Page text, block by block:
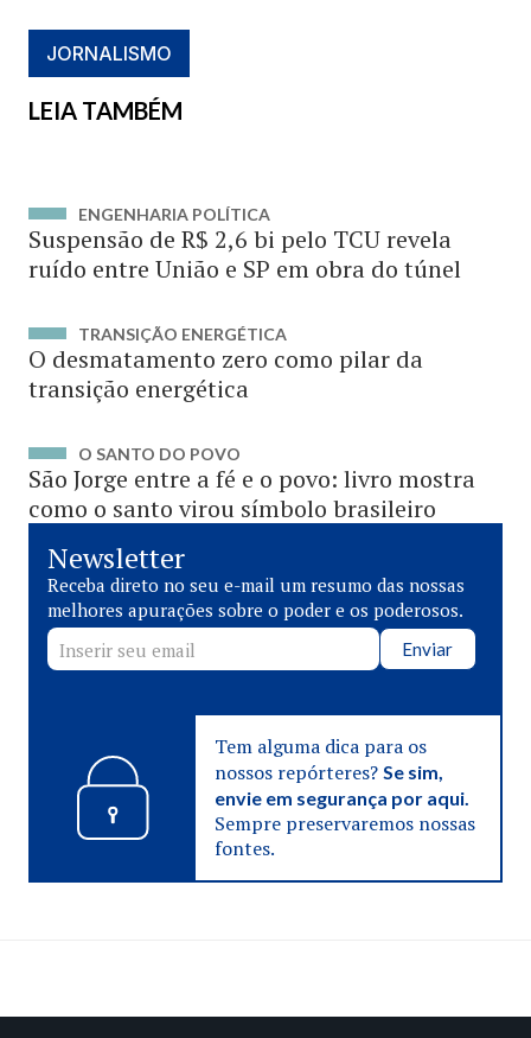
JORNALISMO
LEIA TAMBÉM
ENGENHARIA POLÍTICA
Suspensão de R$ 2,6 bi pelo TCU revela
ruído entre União e SP em obra do túnel
TRANSIÇÃO ENERGÉTICA
O desmatamento zero como pilar da
transição energética
O SANTO DO POVO
São Jorge entre a fé e o povo: livro mostra
como o santo virou símbolo brasileiro
Newsletter
Receba direto no seu e-mail um resumo das nossas
melhores apurações sobre o poder e os poderosos.
Enviar
Tem alguma dica para os
nossos repórteres? Se sim,
envie em segurança por aqui.
Sempre preservaremos nossas
fontes.